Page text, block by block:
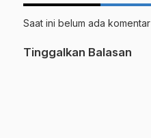
Saat ini belum ada komentar
Tinggalkan Balasan